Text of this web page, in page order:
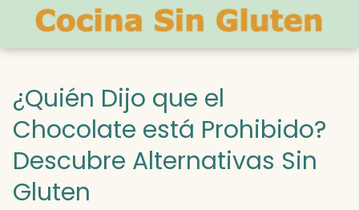
¿Quién Dijo que el
Chocolate está Prohibido?
Descubre Alternativas Sin
Gluten